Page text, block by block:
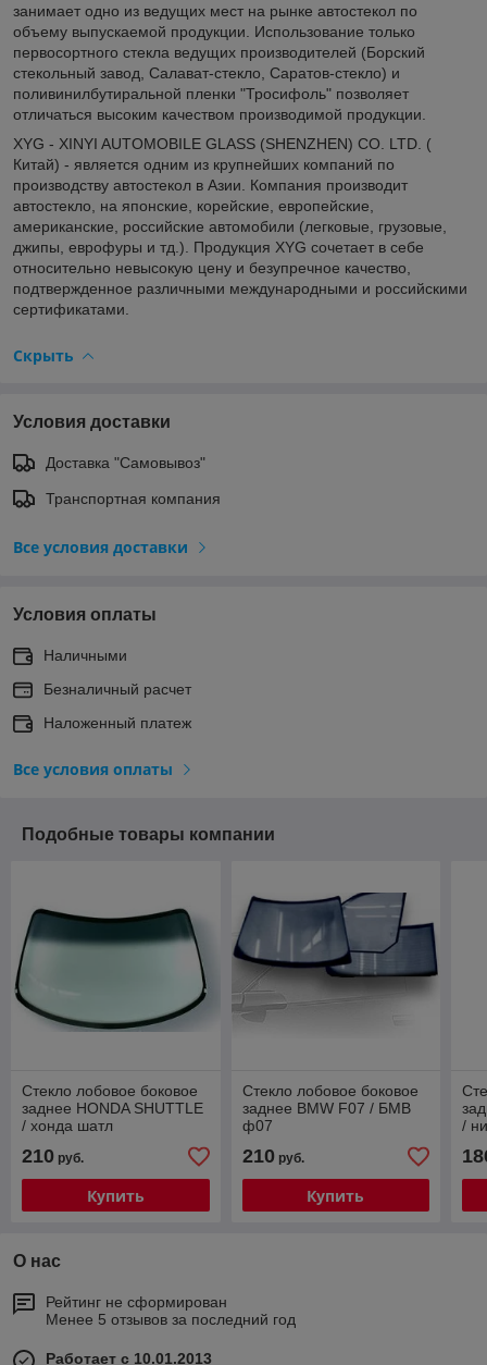
занимает одно из ведущих мест на рынке автостекол по
объему выпускаемой продукции. Использование только
первосортного стекла ведущих производителей (Борский
стекольный завод, Салават-стекло, Саратов-стекло) и
поливинилбутиральной пленки "Тросифоль" позволяет
отличаться высоким качеством производимой продукции.
XYG - XINYI AUTOMOBILE GLASS (SHENZHEN) CO. LTD. (
Китай) - является одним из крупнейших компаний по
производству автостекол в Азии. Компания производит
автостекло, на японские, корейские, европейские,
американские, российские автомобили (легковые, грузовые,
джипы, еврофуры и тд.). Продукция XYG сочетает в себе
относительно невысокую цену и безупречное качество,
подтвержденное различными международными и российскими
сертификатами.
Скрыть
Условия доставки
Доставка "Самовывоз"
Транспортная компания
Все условия доставки
Условия оплаты
Наличными
Безналичный расчет
Наложенный платеж
Все условия оплаты
Подобные товары компании
Стекло лобовое боковое
заднее HONDA SHUTTLE
/ хонда шатл
210 руб.
Купить
Стекло лобовое боковое
заднее BMW F07 / БМВ
ф07
210руб.
Купить
/
О нас
Рейтинг не сформирован
Менее 5 отзывов за последний год
Работает с 10.01.2013